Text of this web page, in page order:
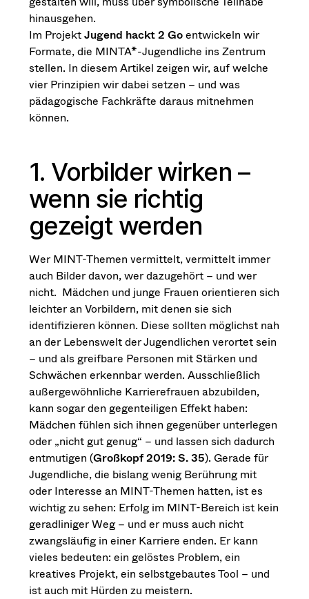
hinausgehen.
Im ProjektJugend hackt 2 Goentwickeln wir
Formate, die MINTA*-Jugendliche ins Zentrum
stellen. In diesem Artikel zeigen wir, auf welche
vier Prinzipien wir dabei setzen – und was
pädagogische Fachkräfte daraus mitnehmen
können.
1. Vorbilder wirken –
wenn sie richtig
gezeigt werden
Wer MINT-Themen vermittelt, vermittelt immer
auch Bilder davon, wer dazugehört – und wer
nicht. Mädchen und junge Frauen orientieren sich
leichter an Vorbildern, mit denen sie sich
identifizieren können. Diese sollten möglichst nah
an der Lebenswelt der Jugendlichen verortet sein
– und als greifbare Personen mit Stärken und
Schwächen erkennbar werden. Ausschließlich
außergewöhnliche Karrierefrauen abzubilden,
kann sogar den gegenteiligen Effekt haben:
Mädchen fühlen sich ihnen gegenüber unterlegen
oder „nicht gut genug“ – und lassen sich dadurch
entmutigen (Großkopf 2019: S. 35). Gerade für
Jugendliche, die bislang wenig Berührung mit
oder Interesse an MINT-Themen hatten, ist es
wichtig zu sehen: Erfolg im MINT-Bereich ist kein
geradliniger Weg – und er muss auch nicht
zwangsläufig in einer Karriere enden. Er kann
vieles bedeuten: ein gelöstes Problem, ein
kreatives Projekt, ein selbstgebautes Tool – und
ist auch mit Hürden zu meistern.